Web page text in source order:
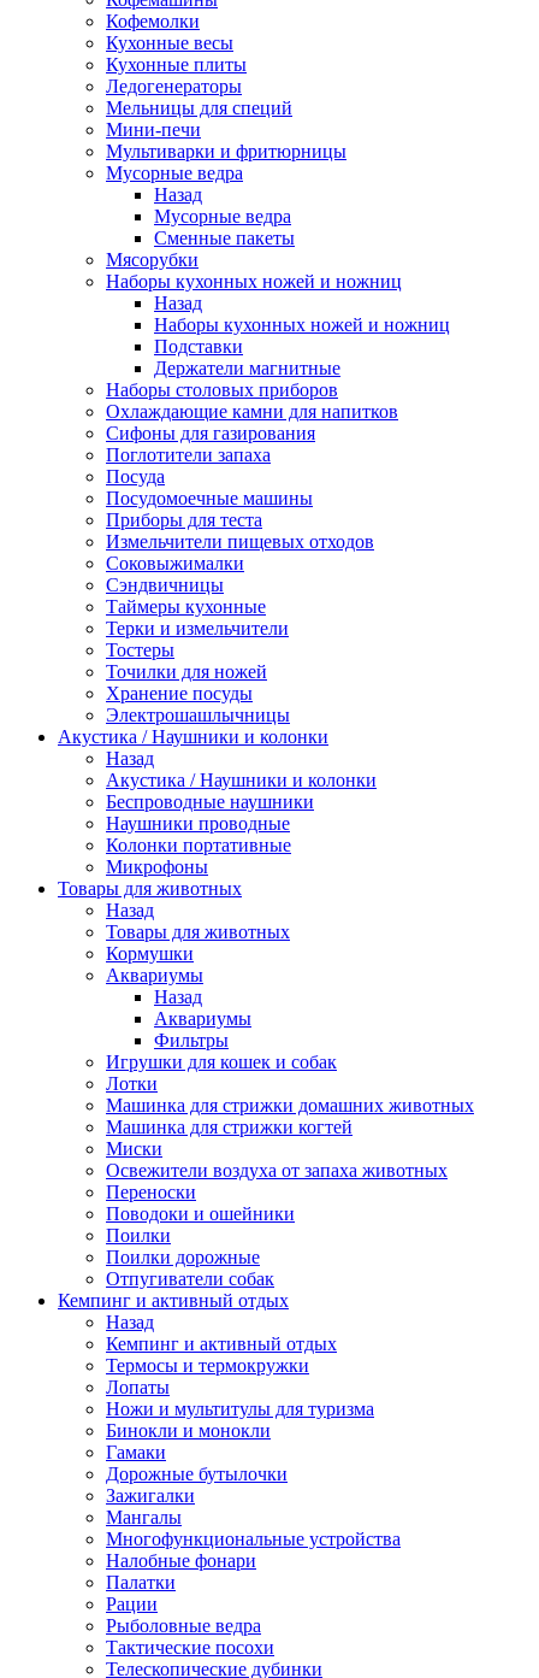
Кофемолки
Кухонные весы
Кухонные плиты
Ледогенераторы
Мельницы для специй
Мини-печи
Мультиварки и фритюрницы
Мусорные ведра
Назад
Мусорные ведра
Сменные пакеты
Мясорубки
Наборы кухонных ножей и ножниц
Назад
Наборы кухонных ножей и ножниц
Подставки
Держатели магнитные
Наборы столовых приборов
Охлаждающие камни для напитков
Сифоны для газирования
Поглотители запаха
Посуда
Посудомоечные машины
Приборы для теста
Измельчители пищевых отходов
Cоковыжималки
Сэндвичницы
Таймеры кухонные
Терки и измельчители
Тостеры
Точилки для ножей
Хранение посуды
Электрошашлычницы
Акустика / Наушники и колонки
Назад
Акустика / Наушники и колонки
Беспроводные наушники
Наушники проводные
Колонки портативные
Микрофоны
Товары для животных
Назад
Товары для животных
Кормушки
Аквариумы
Назад
Аквариумы
Фильтры
Игрушки для кошек и собак
Лотки
Машинка для стрижки домашних животных
Машинка для стрижки когтей
Миски
Освежители воздуха от запаха животных
Переноски
Поводоки и ошейники
Поилки
Поилки дорожные
Отпугиватели собак
Кемпинг и активный отдых
Назад
Кемпинг и активный отдых
Термосы и термокружки
Лопаты
Ножи и мультитулы для туризма
Бинокли и монокли
Гамаки
Дорожные бутылочки
Зажигалки
Мангалы
Многофункциональные устройства
Налобные фонари
Палатки
Рации
Рыболовные ведра
Тактические посохи
Телескопические дубинки